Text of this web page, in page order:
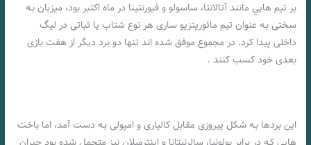
بر تیم هایي مانند آتالانتا، ساسولو و فیورنتینا در ماه اکتبر بود، میزبان بـه
سختی بـه عنوان تیم مائوریتزیو ساری هر نوع شتاب یا ثباتی در لیگ
داخلی پیدا کرد. در مجموع موفق شده اند تنها دو برد دیگر از هفت بازی
بعدی خود کسب کنند .
این بردها بـه شکل پیروزی مقابل کالیاری و امپولی بـه دست آمد، اما باخت